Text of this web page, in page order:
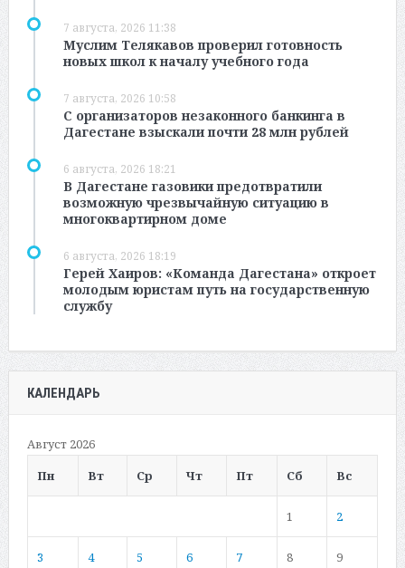
7 августа, 2026 11:38
Муслим Телякавов проверил готовность
новых школ к началу учебного года
7 августа, 2026 10:58
С организаторов незаконного банкинга в
Дагестане взыскали почти 28 млн рублей
6 августа, 2026 18:21
В Дагестане газовики предотвратили
возможную чрезвычайную ситуацию в
многоквартирном доме
6 августа, 2026 18:19
Герей Хаиров: «Команда Дагестана» откроет
молодым юристам путь на государственную
службу
КАЛЕНДАРЬ
Август 2026
Пн
Вт Ср Чт Пт Сб Вс
1 2
3 4 5 6 7 8 9